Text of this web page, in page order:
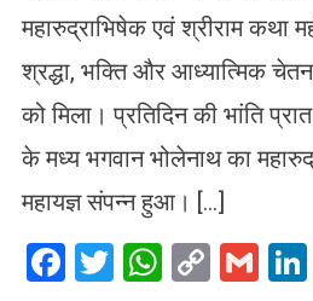
महारुद्राभिषेक एवं श्रीराम कथा
श्रद्धा, भक्ति और आध्यात्मिक
को मिला। प्रतिदिन की भांति
के मध्य भगवान भोलेनाथ का
महायज्ञ संपन्न हुआ। […]
Facebook
TwitterCopy